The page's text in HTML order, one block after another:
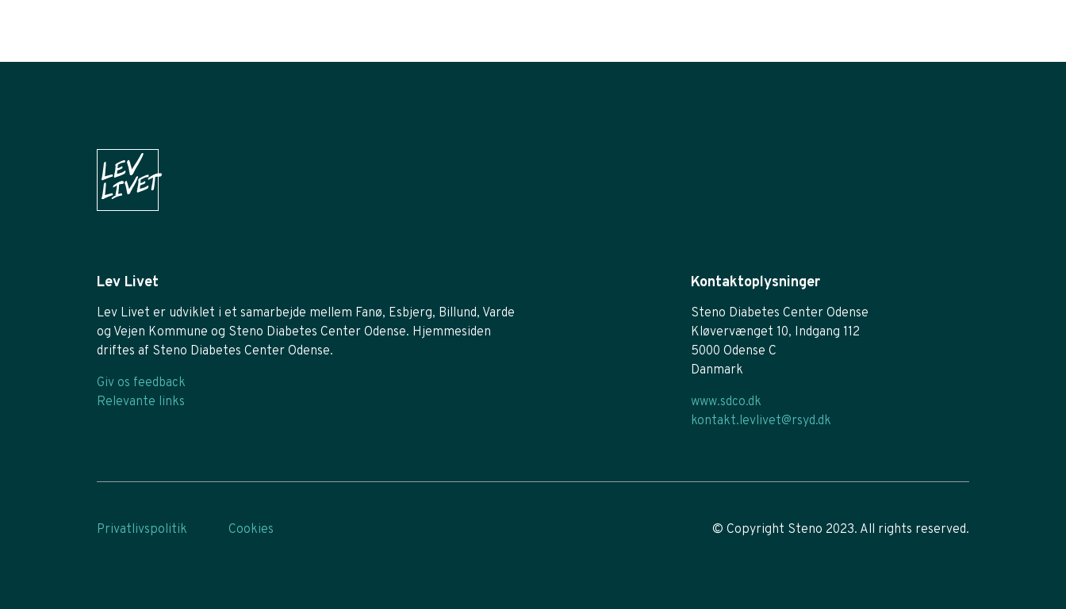
Lev Livet
Lev Livet er udviklet i et samarbejde mellem Fanø, Esbjerg, Billund, Varde
og Vejen Kommune og Steno Diabetes Center Odense. Hjemmesiden
driftes af Steno Diabetes Center Odense.
Giv os feedback
Relevante links
Kontaktoplysninger
Steno Diabetes Center Odense
Kløvervænget 10, Indgang 112
5000 Odense C
Danmark
www.sdco.dk
kontakt.levlivet@rsyd.dk
Privatlivspolitik Cookies © Copyright Steno 2023. All rights reserved.